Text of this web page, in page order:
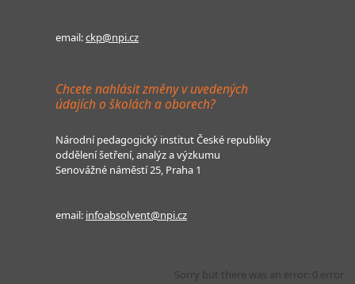
Sorry but there was an error: 0 error
email:ckp@npi.cz
Chcete nahlásit změny v uvedených
údajích o školách a oborech?
Národní pedagogický institut České republiky
oddělení šetření, analýz a výzkumu
Senovážné náměstí 25, Praha 1
email: infoabsolvent@npi.cz